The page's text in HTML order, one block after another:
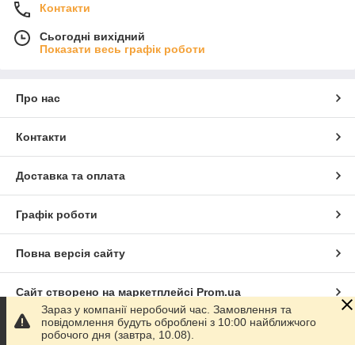
Контакти
Сьогодні вихідний
Показати весь графік роботи
Про нас
Контакти
Доставка та оплата
Графік роботи
Повна версія сайту
Сайт створено на маркетплейсі Prom.ua
Політика конфіденційності
Зараз у компанії неробочий час. Замовлення та
повідомлення будуть оброблені з 10:00 найближчого
робочого дня (завтра, 10.08).